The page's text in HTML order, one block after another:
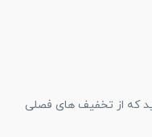
که از تخفیف های فصلی